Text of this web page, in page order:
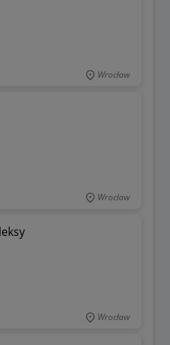
Wrocław
Wrocław
Wrocław